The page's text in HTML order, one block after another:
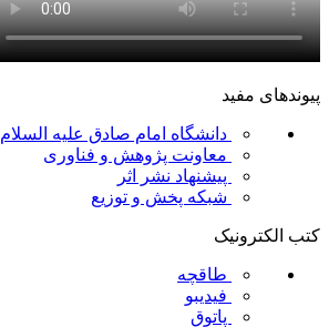
پیوندهای مفید
دانشگاه امام صادق علیه السلام
معاونت پژوهش و فناوری
پیشنهاد نشر اثر
شبکه پخش و توزیع
کتب الکترونیک
طاقچه
فیدیبو
پاتوق